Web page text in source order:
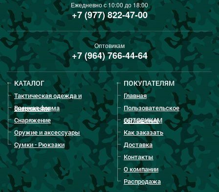
Ежедневно с 10:00 до 18:00
+7 (977) 822-47-00
Оптовикам
+7 (964) 766-44-64
КАТАЛОГ
Тактическая одежда и
снаряжение
Военная форма
Снаряжение
Оружие и аксессуары
Сумки - Рюкзаки
ПОКУПАТЕЛЯМ
Главная
Пользовательское
соглашение
ОПТОВИКАМ
Как заказать
Доставка
Контакты
О компании
Распродажа